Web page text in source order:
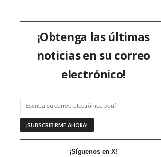
¡Obtenga las últimas
noticias en su correo
electrónico!
¡Síguenos en X!